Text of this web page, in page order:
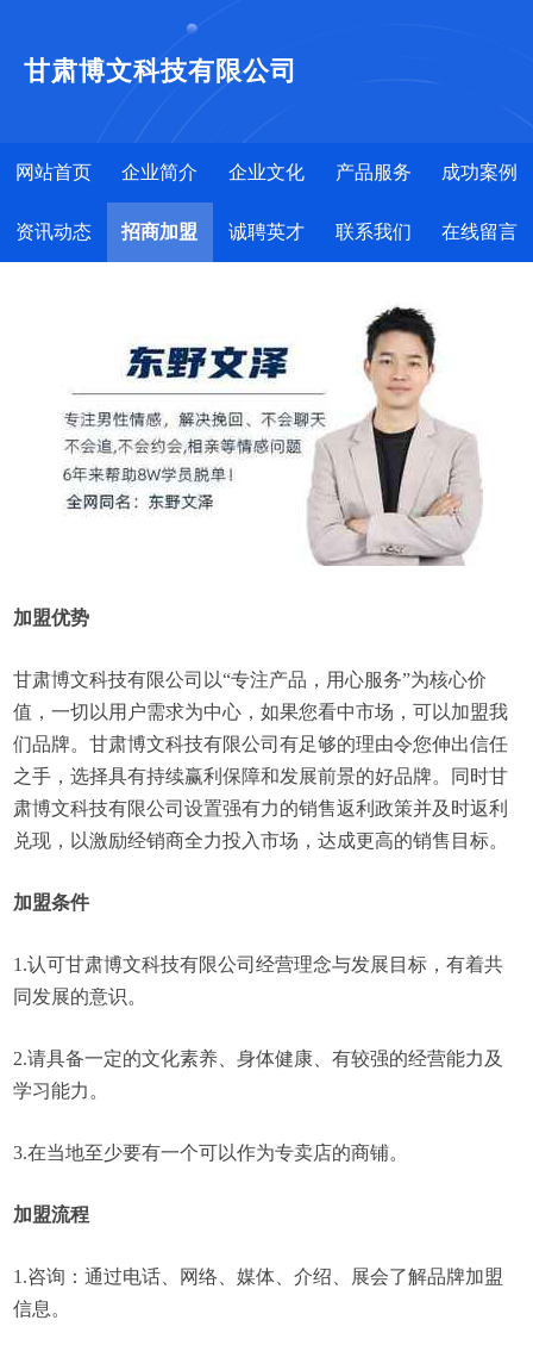
甘肃博文科技有限公司
网站首页 企业简介 企业文化 产品服务 成功案例
资讯动态 招商加盟 诚聘英才 联系我们 在线留言
加盟优势
甘肃博文科技有限公司以“专注产品，用心服务”为核心价
值，一切以用户需求为中心，如果您看中市场，可以加盟我
们品牌。甘肃博文科技有限公司有足够的理由令您伸出信任
之手，选择具有持续赢利保障和发展前景的好品牌。同时甘
肃博文科技有限公司设置强有力的销售返利政策并及时返利
兑现，以激励经销商全力投入市场，达成更高的销售目标。
加盟条件
1.认可甘肃博文科技有限公司经营理念与发展目标，有着共
同发展的意识。
2.请具备一定的文化素养、身体健康、有较强的经营能力及
学习能力。
3.在当地至少要有一个可以作为专卖店的商铺。
加盟流程
1.咨询：通过电话、网络、媒体、介绍、展会了解品牌加盟
信息。